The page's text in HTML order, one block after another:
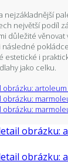
nejzákladnější
největší podíl
důležité
i
jako celku.